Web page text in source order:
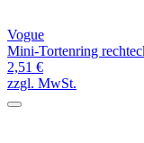
Vogue
Mini-Tortenring
2,51 €
zzgl. MwSt.